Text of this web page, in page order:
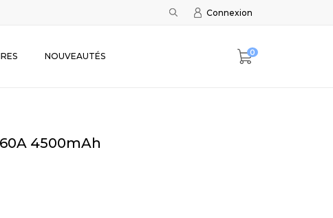
Connexion
NOUVEAUTÉS 0
4500mAh